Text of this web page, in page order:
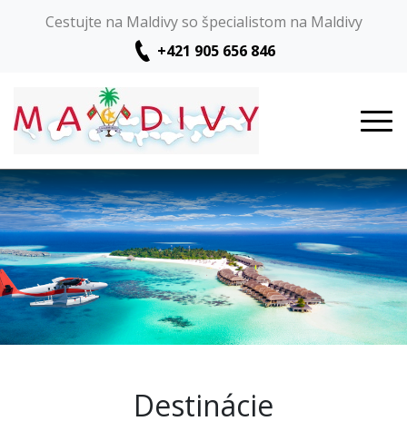
Cestujte na Maldivy so špecialistom na Maldivy
+421 905 656 846
Destinácie